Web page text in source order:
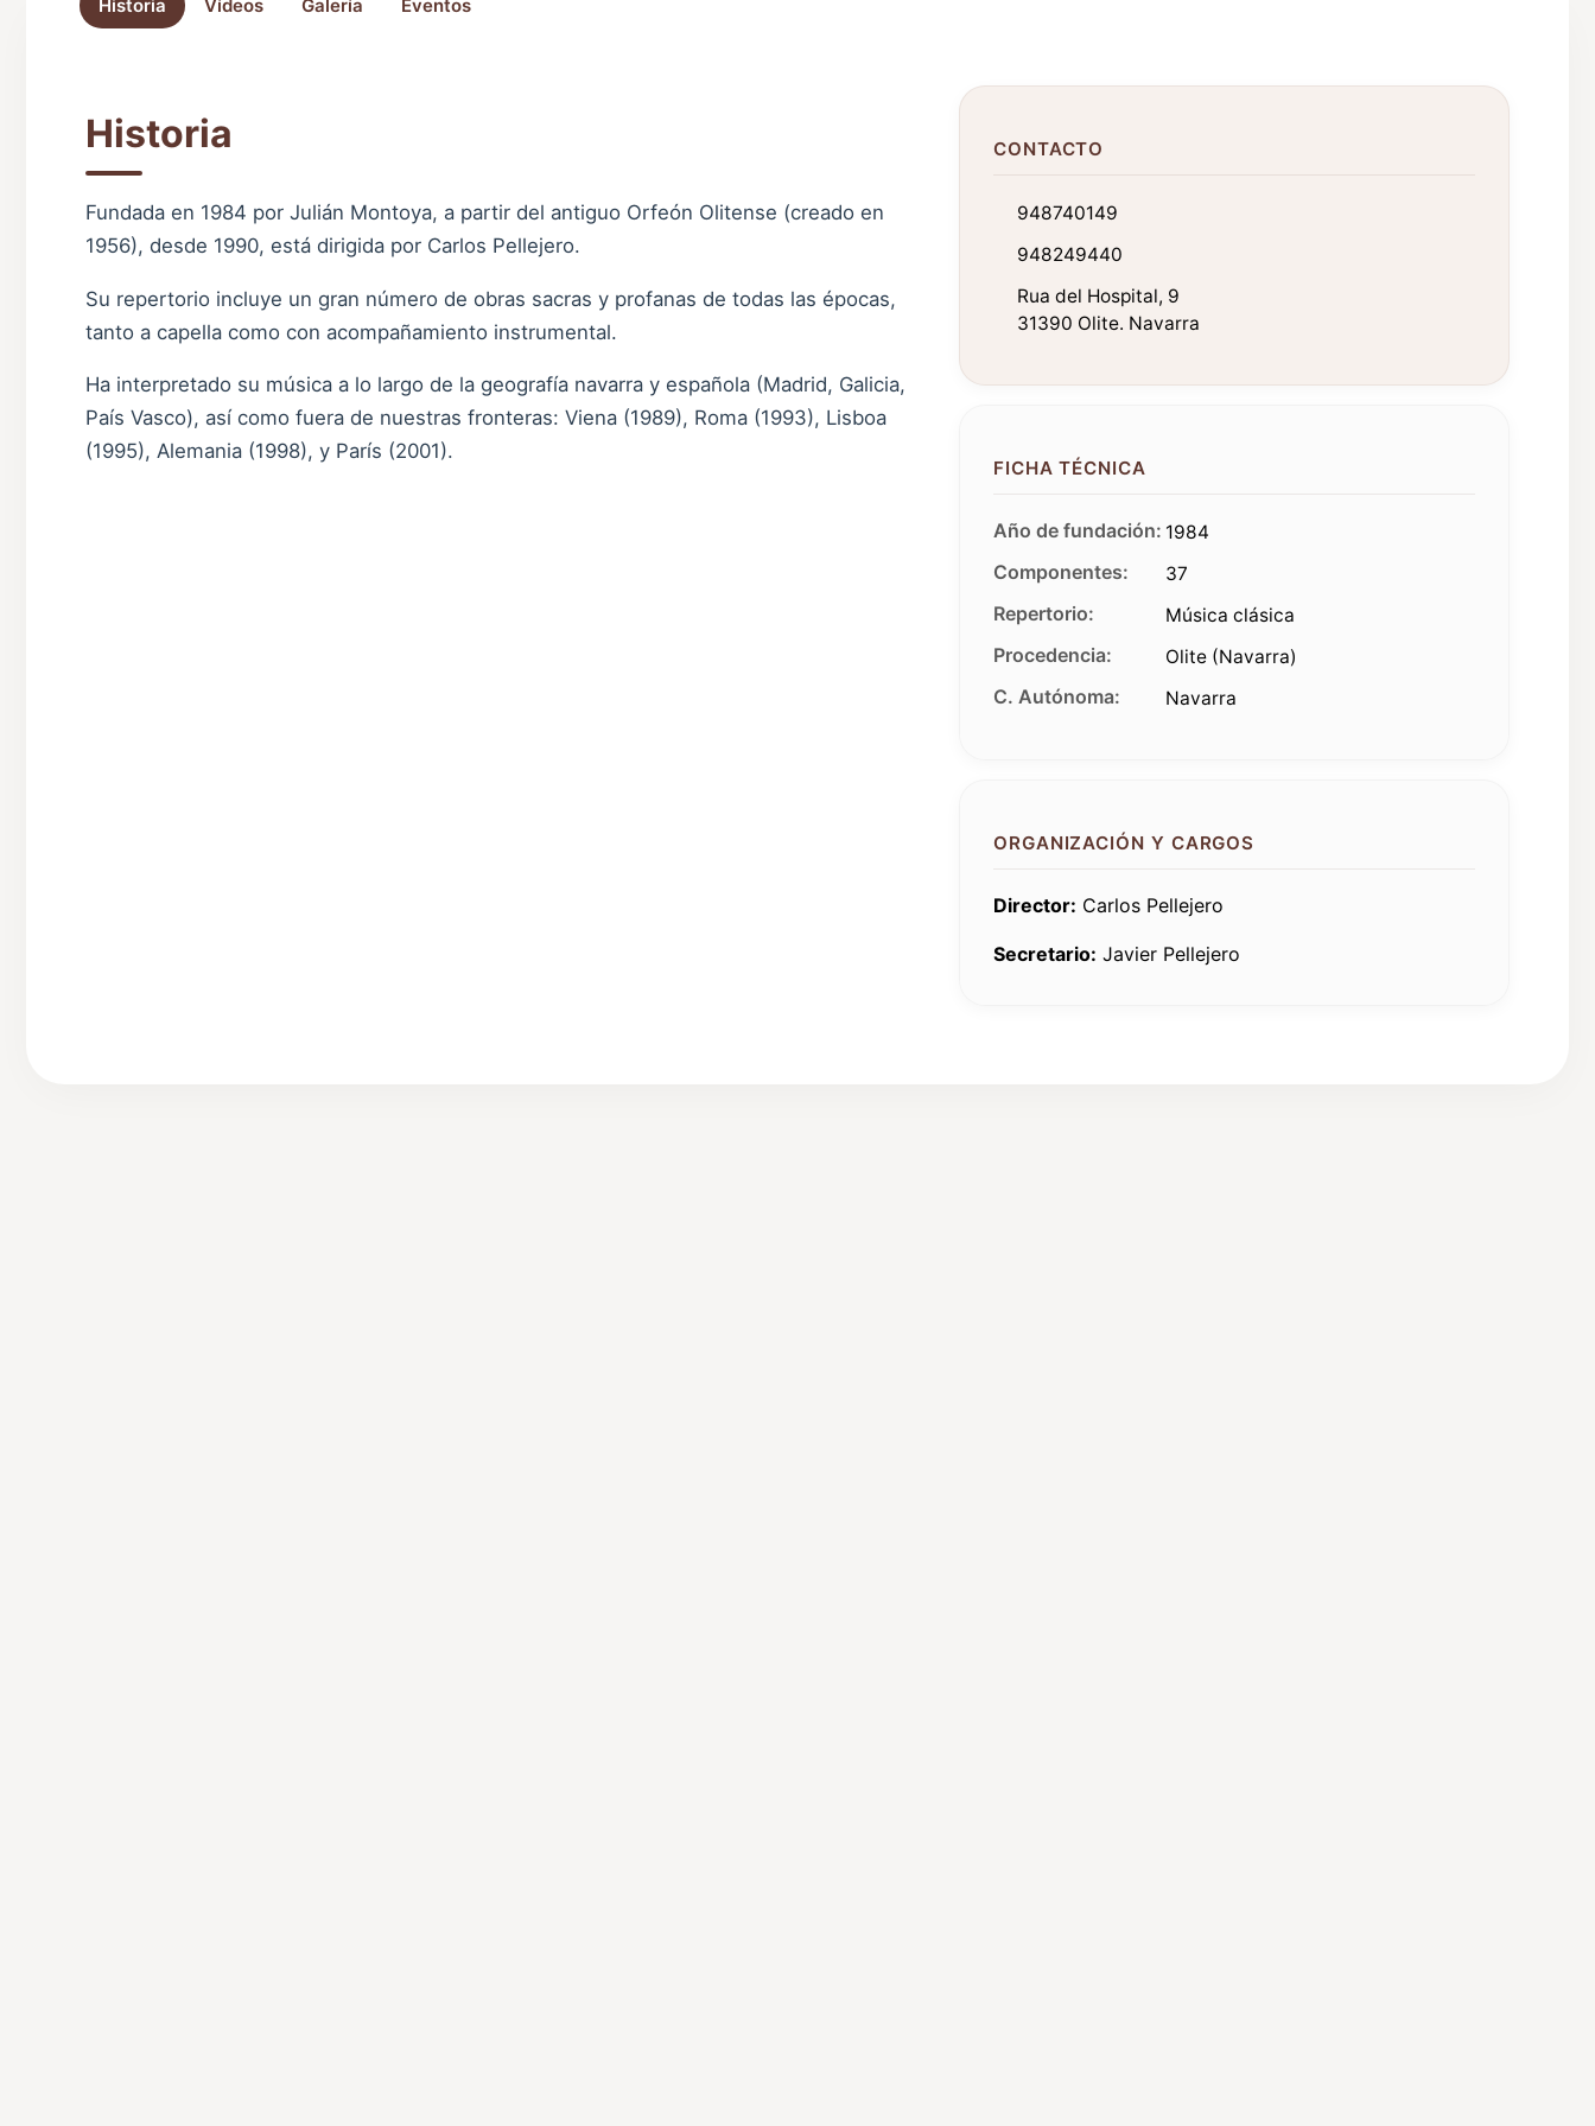
Historia Vídeos Galería Eventos
Historia
Fundada en 1984 por Julián Montoya, a partir del antiguo Orfeón Olitense (creado en
1956), desde 1990, está dirigida por Carlos Pellejero.
Su repertorio incluye un gran número de obras sacras y profanas de todas las épocas,
tanto a capella como con acompañamiento instrumental.
Ha interpretado su música a lo largo de la geografía navarra y española (Madrid, Galicia,
País Vasco), así como fuera de nuestras fronteras: Viena (1989), Roma (1993), Lisboa
(1995), Alemania (1998), y París (2001).
CONTACTO
948740149
948249440
Rua del Hospital, 9
31390 Olite. Navarra
FICHA TÉCNICA
Año de fundación: 1984
Componentes: 37
Repertorio: Música clásica
Procedencia: Olite (Navarra)
C. Autónoma: Navarra
ORGANIZACIÓN Y CARGOS
Director: Carlos Pellejero
Secretario: Javier Pellejero